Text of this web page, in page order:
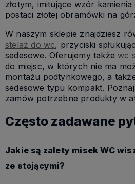
złotym, imitujące wzór
postaci złotej obramówki na
W naszym sklepie znajdziesz
stelaż do wc, przyciski
sedesowe. Oferujemy takżewc
do miejsc, w których nie ma
montażu podtynkowego, a
sedesowe typu kompakt.
zamów potrzebne produkty w
Często zadawane
Jakie są zalety misek WC
ze stojącymi?